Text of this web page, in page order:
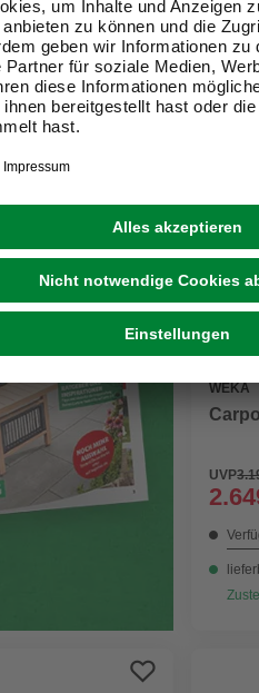
Neuer Katalog: Digital
voller Inspiration
WEKA
UVP